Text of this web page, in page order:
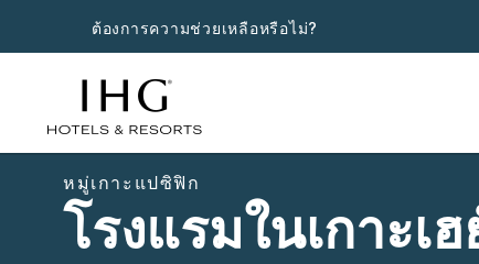
ต้องการความช่วยเหลือหรือไม่?
หมู่เกาะแปซิฟิก
โรงแรมในเกาะเ